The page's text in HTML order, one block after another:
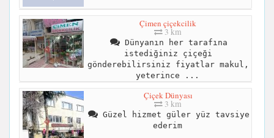
Çimen çiçekcilik
3 km
Dünyanın her tarafına
istediğiniz çiçeği
gönderebilirsiniz fiyatlar makul,
yeterince ...
Çiçek Dünyası
3 km
Güzel hizmet güler yüz tavsiye
ederim